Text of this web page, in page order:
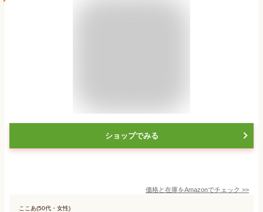
ショップでみる
価格と在庫をAmazonでチェック >>
ここあ(50代・女性)